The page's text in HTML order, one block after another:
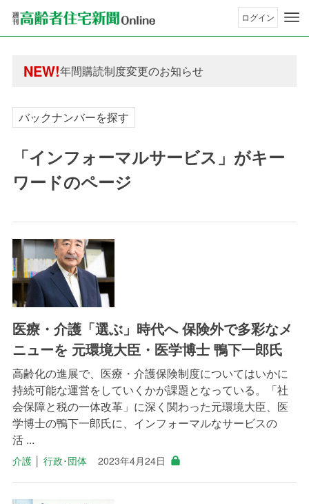
ログイン
NEW!
年間購読制度変更のお知らせ
高齢者住宅新聞 無料会員の皆様へ閲覧本数変更
バックナンバーを探す
「インフォーマルサービス」がキー
ワードのページ
医療・介護「選ぶ」時代へ 保険外で多彩なメ
ニューを 元環境大臣・医学博士 鴨下一郎氏
高齢化の進展で、医療・介護保険制度についてはいかに
持続可能な運営をしていくかが課題となっている。「社
会保障と税の一体改革」に深く関わった元環境大臣、医
学博士の鴨下一郎氏に、インフォーマルなサービスの
活 ...
介護│ 行政･団体 2023年4月24日